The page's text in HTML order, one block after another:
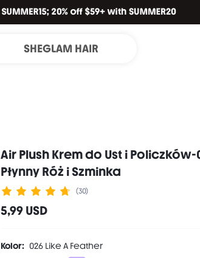
SHEGLAM HAIR
Air Plush Krem do Ust i
Płynny Róż i Szminka
(30)
5,99 USD
Kolor: 026 Like A Feather